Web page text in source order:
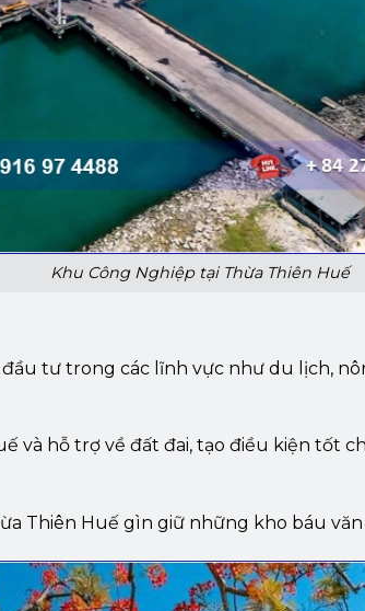
Khu Công Nghiệp tại Thừa Thiên Huế
tư trong các lĩnh vực như du lịch,
và hỗ trợ về đất đai, tạo điều kiện tốt
Thiên Huế gìn giữ những kho báu văn